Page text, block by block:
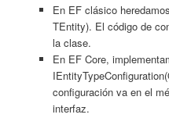
En EF clásico
TEntity). El código de
la clase.
En EF Core,
configuración va en el
interfaz.